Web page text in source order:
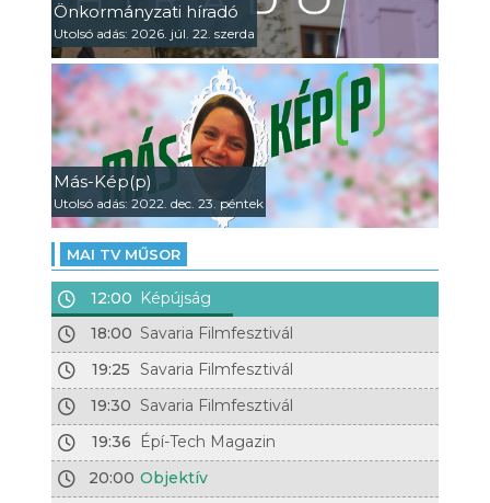
Önkormányzati híradó
Utolsó adás: 2026. júl. 22. szerda
Más-Kép(p)
Utolsó adás: 2022. dec. 23. péntek
MAI TV MŰSOR
12:00 Képújság
18:00 Savaria Filmfesztivál
19:25 Savaria Filmfesztivál
19:30 Savaria Filmfesztivál
19:36
Épí-Tech Magazin
20:00 Objektív